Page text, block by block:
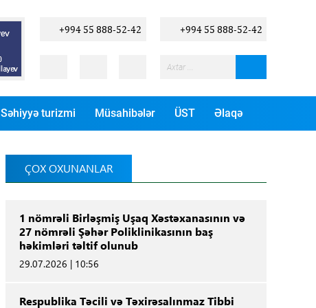
+994 55 888-52-42 +994 55 888-52-42
Səhiyyə turizmi Müsahibələr ÜST Əlaqə
ÇOX OXUNANLAR
1 nömrəli Birləşmiş Uşaq Xəstəxanasının və
27 nömrəli Şəhər Poliklinikasının baş
həkimləri təltif olunub
29.07.2026 | 10:56
Respublika Təcili və Təxirəsalınmaz Tibbi